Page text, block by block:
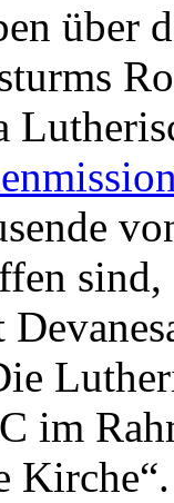
über
im
Kirche“.